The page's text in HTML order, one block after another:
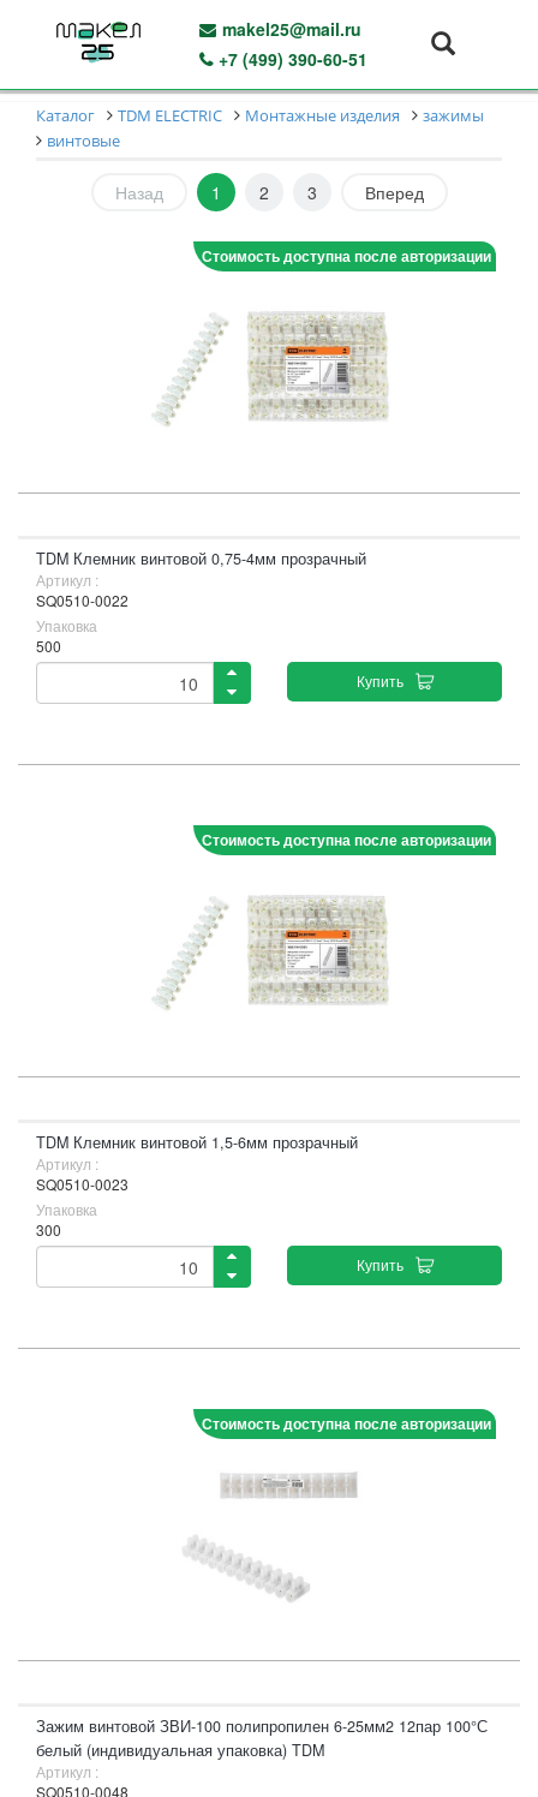
makel25@mail.ru
+7 (499) 390-60-51
Каталог TDM ELECTRIC Монтажные изделия
зажимы
винтовые
Назад 1 2 3 Вперед
Стоимость доступна после авторизации
TDM Клемник винтовой 0,75-4мм прозрачный
Артикул :
SQ0510-0022
Упаковка
500
Купить
Стоимость доступна после авторизации
TDM Клемник винтовой 1,5-6мм прозрачный
Артикул :
SQ0510-0023
Упаковка
300
Купить
Стоимость доступна после авторизации
Зажим винтовой ЗВИ-100 полипропилен 6-25мм2 12пар 100°С
белый (индивидуальная упаковка) TDM
Артикул :
SQ0510-0048